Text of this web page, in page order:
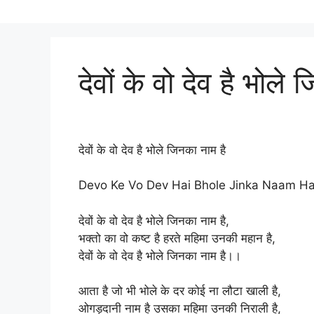
देवों के वो देव है भोले
देवों के वो देव है भोले जिनका नाम है
Devo Ke Vo Dev Hai Bhole Jinka Naam
देवों के वो देव है भोले जिनका नाम है,
भक्तो का वो कष्ट है हरते महिमा उनकी महान है,
देवों के वो देव है भोले जिनका नाम है।।
आता है जो भी भोले के दर कोई ना लौटा खाली है,
ओगड़दानी नाम है उसका महिमा उनकी निराली है,